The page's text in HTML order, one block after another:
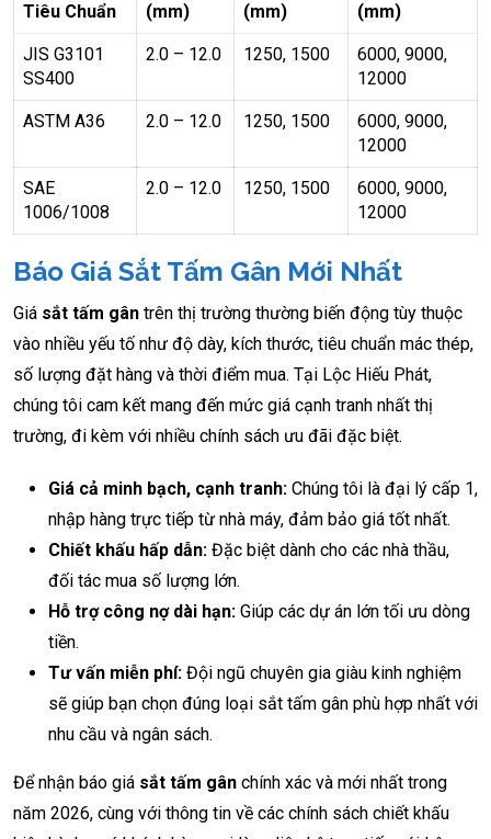
Tiêu Chuẩn
(mm)
(mm)
(mm)
JIS G3101
SS400
2.0 – 12.0 1250, 1500
6000, 9000,
12000
ASTM A36 2.0 – 12.0 1250, 1500
6000, 9000,
12000
SAE
1006/1008
2.0 – 12.0 1250, 1500
6000, 9000,
12000
Báo Giá Sắt Tấm Gân Mới Nhất
Giá sắt tấm gân trên thị trường thường biến động tùy thuộc
vào nhiều yếu tố như độ dày, kích thước, tiêu chuẩn mác thép,
số lượng đặt hàng và thời điểm mua. Tại Lộc Hiếu Phát,
chúng tôi cam kết mang đến mức giá cạnh tranh nhất thị
trường, đi kèm với nhiều chính sách ưu đãi đặc biệt.
Giá cả minh bạch, cạnh tranh: Chúng tôi là đại lý cấp 1,
nhập hàng trực tiếp từ nhà máy, đảm bảo giá tốt nhất.
Chiết khấu hấp dẫn: Đặc biệt dành cho các nhà thầu,
đối tác mua số lượng lớn.
Hỗ trợ công nợ dài hạn: Giúp các dự án lớn tối ưu dòng
tiền.
Tư vấn miễn phí: Đội ngũ chuyên gia giàu kinh nghiệm
sẽ giúp bạn chọn đúng loại sắt tấm gân phù hợp nhất với
nhu cầu và ngân sách.
Để nhận báo giá sắt tấm gân chính xác và mới nhất trong
năm 2026, cùng với thông tin về các chính sách chiết khấu